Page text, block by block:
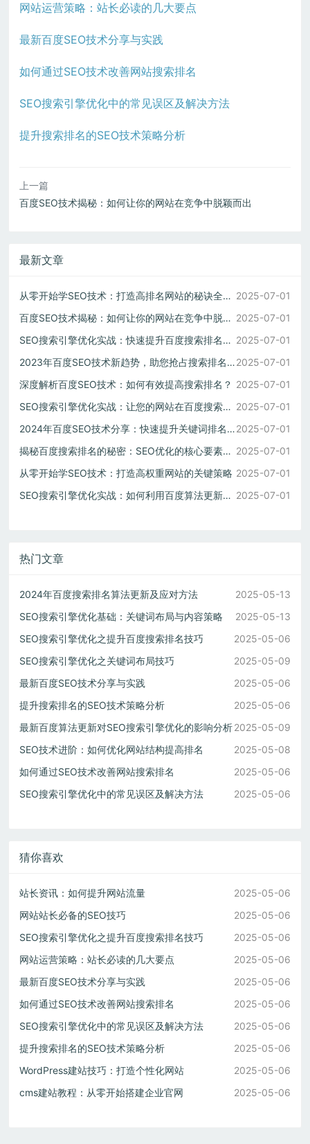
网站运营策略：站长必读的几大要点
最新百度SEO技术分享与实践
如何通过SEO技术改善网站搜索排名
SEO搜索引擎优化中的常见误区及解决方法
提升搜索排名的SEO技术策略分析
上一篇
百度SEO技术揭秘：如何让你的网站在竞争中脱颖而出
最新文章
从零开始学SEO技术：打造高排名网站的秘诀全解析 2025-07-01
百度SEO技术揭秘：如何让你的网站在竞争中脱颖而出 2025-07-01
SEO搜索引擎优化实战：快速提升百度搜索排名的方法 2025-07-01
2023年百度SEO技术新趋势，助您抢占搜索排名先机2025-07-01
深度解析百度SEO技术：如何有效提高搜索排名？ 2025-07-01
SEO搜索引擎优化实战：让您的网站在百度搜索中脱颖而出 2025-07-01
2024年百度SEO技术分享：快速提升关键词排名的有效方法2025-07-01
揭秘百度搜索排名的秘密：SEO优化的核心要素解析 2025-07-01
从零开始学SEO技术：打造高权重网站的关键策略 2025-07-01
SEO搜索引擎优化实战：如何利用百度算法更新稳居首页 2025-07-01
热门文章
2024年百度搜索排名算法更新及应对方法
2025-05-13
SEO搜索引擎优化基础：关键词布局与内容策略
2025-05-13
SEO搜索引擎优化之提升百度搜索排名技巧
2025-05-06
SEO搜索引擎优化之关键词布局技巧
2025-05-09
最新百度SEO技术分享与实践
2025-05-06
提升搜索排名的SEO技术策略分析
2025-05-06
最新百度算法更新对SEO搜索引擎优化的影响分析2025-05-09
SEO技术进阶：如何优化网站结构提高排名
2025-05-08
如何通过SEO技术改善网站搜索排名
2025-05-06
SEO搜索引擎优化中的常见误区及解决方法
2025-05-06
猜你喜欢
站长资讯：如何提升网站流量
2025-05-06
网站站长必备的SEO技巧
2025-05-06
SEO搜索引擎优化之提升百度搜索排名技巧
2025-05-06
网站运营策略：站长必读的几大要点
2025-05-06
最新百度SEO技术分享与实践
2025-05-06
如何通过SEO技术改善网站搜索排名
2025-05-06
SEO搜索引擎优化中的常见误区及解决方法
2025-05-06
提升搜索排名的SEO技术策略分析
2025-05-06
WordPress建站技巧：打造个性化网站
2025-05-06
cms建站教程：从零开始搭建企业官网
2025-05-06